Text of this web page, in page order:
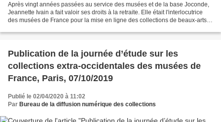
Après vingt années passées au service des musées et de la base Joconde,
Jeannette Ivain a fait valoir ses droits à la retraite. Elle était l'interlocutrice
des musées de France pour la mise en ligne des collections de beaux-arts et
Publication de la journée d’étude sur les
collections extra-occidentales des musées de
France, Paris, 07/10/2019
Publié le 02/04/2020 à 11:02
Par Bureau de la diffusion numérique des collections